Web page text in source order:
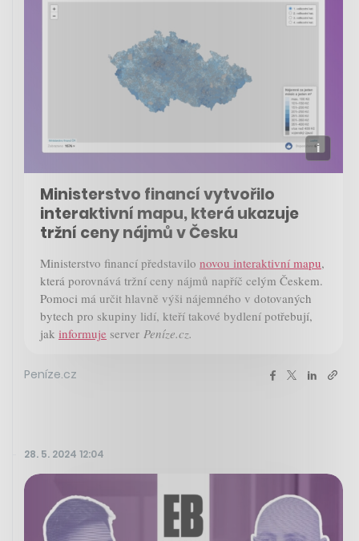
Ministerstvo financí vytvořilo
interaktivní mapu, která ukazuje
tržní ceny nájmů v Česku
Ministerstvo financí představilo novou interaktivní mapu,
která porovnává tržní ceny nájmů napříč celým Českem.
Pomoci má určit hlavně výši nájemného v dotovaných
bytech pro skupiny lidí, kteří takové bydlení potřebují,
jak informuje server Peníze.cz.
Peníze.cz
28. 5. 2024 12:04